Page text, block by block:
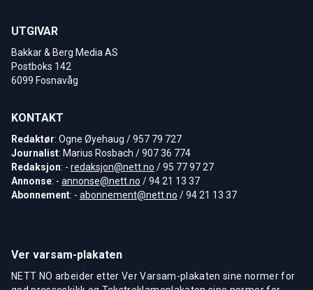
UTGIVAR
Bakkar & Berg Media AS
Postboks 142
6099 Fosnavåg
KONTAKT
Redaktør: Ogne Øyehaug / 957 79 727
Journalist: Marius Rosbach / 907 36 774
Redaksjon: - redaksjon@nett.no / 95 77 97 27
Annonse: - annonse@nett.no / 94 21 13 37
Abonnement: - abonnement@nett.no / 94 21 13 37
Ver varsam-plakaten
NETT NO arbeider etter Ver Varsam-plakaten sine normer for